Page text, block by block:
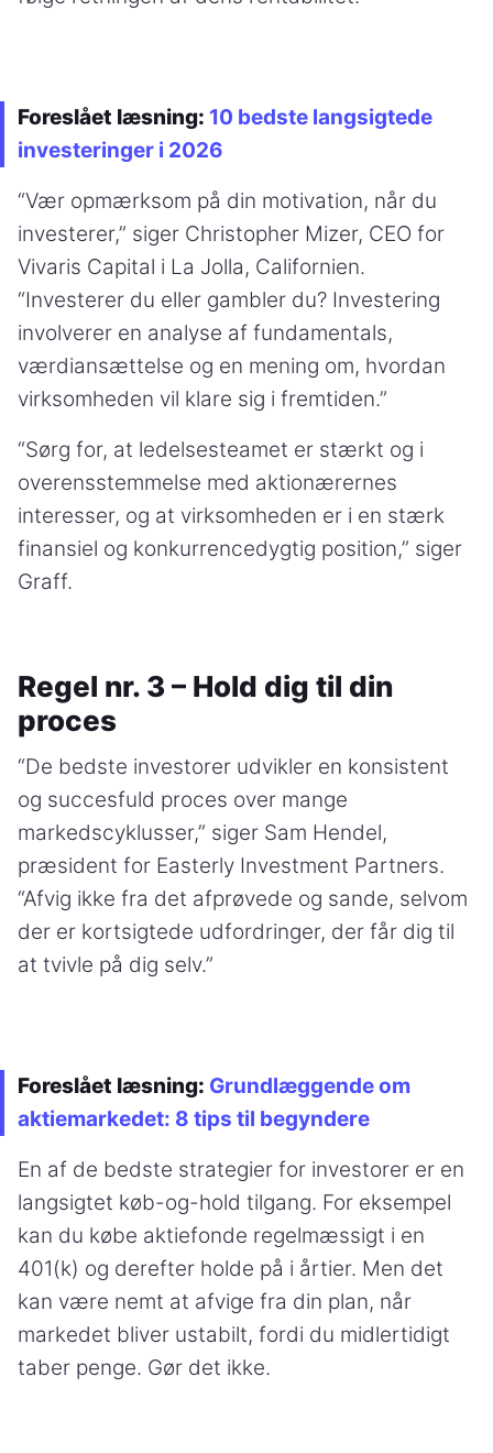
Foreslået læsning: 10 bedste langsigtede
investeringer i 2026
“Vær opmærksom på din motivation, når du
investerer,” siger Christopher Mizer, CEO for
Vivaris Capital i La Jolla, Californien.
“Investerer du eller gambler du? Investering
involverer en analyse af fundamentals,
værdiansættelse og en mening om, hvordan
virksomheden vil klare sig i fremtiden.”
“Sørg for, at ledelsesteamet er stærkt og i
overensstemmelse med aktionærernes
interesser, og at virksomheden er i en stærk
finansiel og konkurrencedygtig position,” siger
Graff.
Regel nr. 3 – Hold dig til din
proces
“De bedste investorer udvikler en konsistent
og succesfuld proces over mange
markedscyklusser,” siger Sam Hendel,
præsident for Easterly Investment Partners.
“Afvig ikke fra det afprøvede og sande, selvom
der er kortsigtede udfordringer, der får dig til
at tvivle på dig selv.”
Foreslået læsning: Grundlæggende om
aktiemarkedet: 8 tips til begyndere
En af de bedste strategier for investorer er en
langsigtet køb-og-hold tilgang. For eksempel
kan du købe aktiefonde regelmæssigt i en
401(k) og derefter holde på i årtier. Men det
kan være nemt at afvige fra din plan, når
markedet bliver ustabilt, fordi du midlertidigt
taber penge. Gør det ikke.